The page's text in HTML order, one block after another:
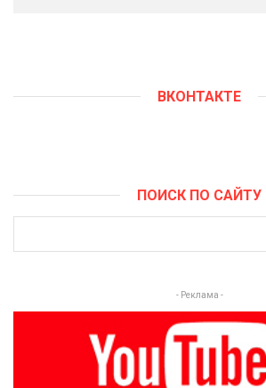
ВКОНТАКТЕ
ПОИСК ПО САЙТУ
- Реклама -